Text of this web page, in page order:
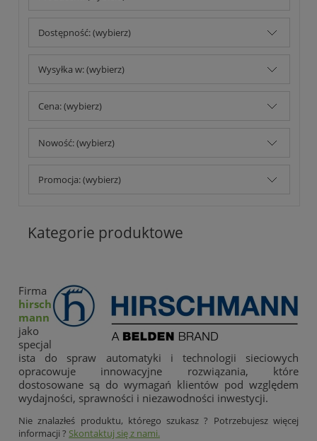
Dostępność: (wybierz)
Wysyłka w: (wybierz)
Cena: (wybierz)
Nowość: (wybierz)
Promocja: (wybierz)
Kategorie produktowe
Firma
hirsch
mann
jako
specjal
ista do spraw automatyki i technologii sieciowych
opracowuje innowacyjne rozwiązania, które
dostosowane są do wymagań klientów pod względem
wydajności, sprawności i niezawodności inwestycji.
Nie znalazłeś produktu, którego szukasz ? Potrzebujesz więcej
informacji ? Skontaktuj się z nami.